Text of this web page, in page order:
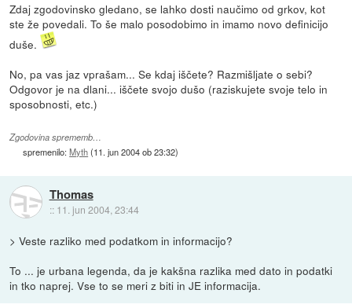
Zdaj zgodovinsko gledano, se lahko dosti naučimo od grkov, kot
ste že povedali. To še malo posodobimo in imamo novo definicijo
duše.
No, pa vas jaz vprašam... Se kdaj iščete? Razmišljate o sebi?
Odgovor je na dlani... iščete svojo dušo (raziskujete svoje telo in
sposobnosti, etc.)
Zgodovina sprememb…
spremenilo:Myth(11. jun 2004 ob 23:32)
Thomas
:: 11. jun 2004, 23:44
> Veste razliko med podatkom in informacijo?
To ... je urbana legenda, da je kakšna razlika med dato in podatki
in tko naprej. Vse to se meri z biti in JE informacija.